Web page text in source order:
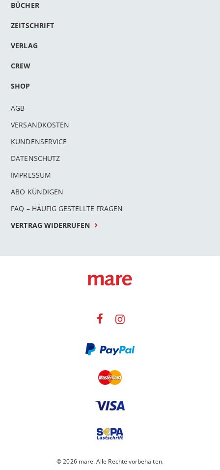
BÜCHER
ZEITSCHRIFT
VERLAG
CREW
SHOP
AGB
VERSANDKOSTEN
KUNDENSERVICE
DATENSCHUTZ
IMPRESSUM
ABO KÜNDIGEN
FAQ – HÄUFIG GESTELLTE FRAGEN
VERTRAG WIDERRUFEN
© 2026 mare. Alle Rechte vorbehalten.